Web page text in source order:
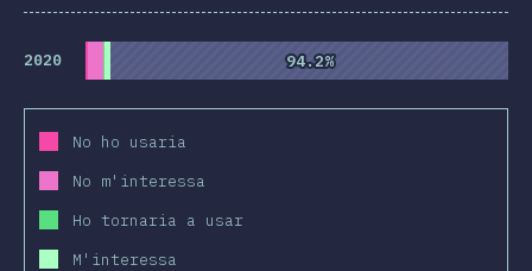
2020 94.2%
94.2%
No ho usaria
No m'interessa
Ho tornaria a usar
M'interessa